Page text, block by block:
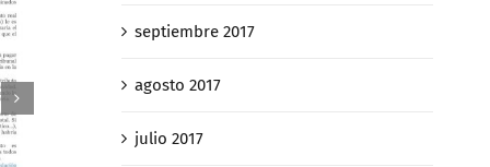
septiembre 2017
agosto 2017
julio 2017